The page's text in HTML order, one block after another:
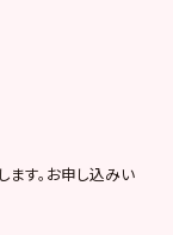
ます。お申し込みい